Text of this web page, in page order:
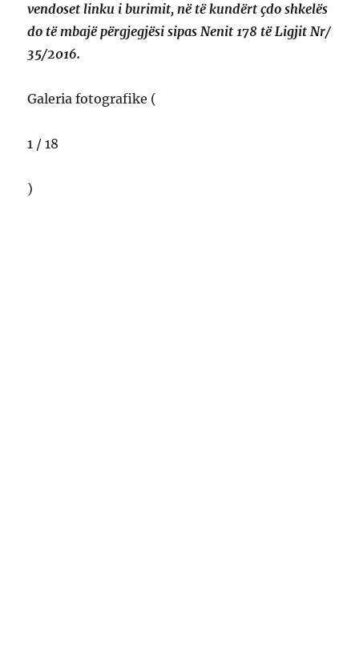
vendoset linku i burimit, në të kundërt çdo shkelës
do të mbajë përgjegjësi sipas Nenit 178 të Ligjit Nr/
35/2016.
Galeria fotografike (
1 / 18
)